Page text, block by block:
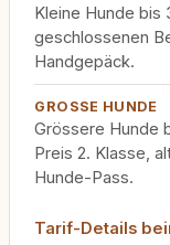
Kleine Hunde bis
geschlossenen
Handgepäck.
GROSSE HUNDE
Grössere Hunde
Preis 2. Klasse,
Hunde-Pass.
Tarif-Details